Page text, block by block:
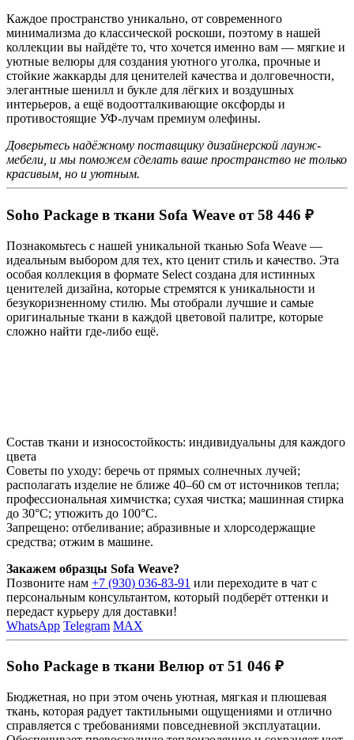
Каждое пространство уникально, от современного
минимализма до классической роскоши, поэтому в нашей
коллекции вы найдёте то, что хочется именно вам — мягкие и
уютные велюры для создания уютного уголка, прочные и
стойкие жаккарды для ценителей качества и долговечности,
элегантные шенилл и букле для лёгких и воздушных
интерьеров, а ещё водоотталкивающие оксфорды и
противостоящие УФ-лучам премиум олефины.
Доверьтесь надёжному поставщику дизайнерской лаунж-
мебели, и мы поможем сделать ваше пространство не только
красивым, но и уютным.
Soho Package в ткани Sofa Weave от 58 446 ₽
Познакомьтесь с нашей уникальной тканью Sofa Weave —
идеальным выбором для тех, кто ценит стиль и качество. Эта
особая коллекция в формате Select создана для истинных
ценителей дизайна, которые стремятся к уникальности и
безукоризненному стилю. Мы отобрали лучшие и самые
оригинальные ткани в каждой цветовой палитре, которые
сложно найти где-либо ещё.
Состав ткани и износостойкость: индивидуальны для каждого
цвета
Советы по уходу: беречь от прямых солнечных лучей;
располагать изделие не ближе 40–60 см от источников тепла;
профессиональная химчистка; сухая чистка; машинная стирка
до 30°C; утюжить до 100°C.
Запрещено: отбеливание; абразивные и хлорсодержащие
средства; отжим в машине.
Закажем образцы Sofa Weave?
Позвоните нам +7 (930) 036-83-91 или переходите в чат с
персональным консультантом, который подберёт оттенки и
передаст курьеру для доставки!
WhatsApp Telegram MAX
Soho Package в ткани Велюр от 51 046 ₽
Бюджетная, но при этом очень уютная, мягкая и плюшевая
ткань, которая радует тактильными ощущениями и отлично
справляется с требованиями повседневной эксплуатации.